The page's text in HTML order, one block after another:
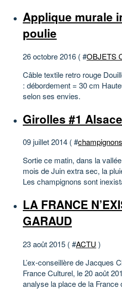
Applique murale
poulie
26 octobre 2016 ( #OBJETS
Câble textile retro rouge
: débordement = 30 cm
selon ses envies.
Girolles #1 Alsace
09 juillet 2014 ( #champignons
Sortie ce matin, dans la
mois de Juin extra sec, la
Les champignons sont
LA FRANCE
GARAUD
23 août 2015 ( #ACTU )
L’ex-conseillère de Jacques
France Culturel, le 20 août
analyse la place de la France